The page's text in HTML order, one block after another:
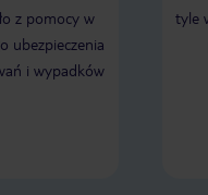
z pomocy w
ubezpieczenia
i wypadków
tyle